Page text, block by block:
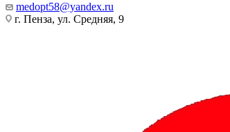
medopt58@yandex.ru
г. Пенза, ул. Средняя, 9